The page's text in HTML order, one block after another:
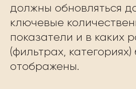
должны обновляться
ключевые
показатели и в каких
(фильтрах, категориях)
отображены.